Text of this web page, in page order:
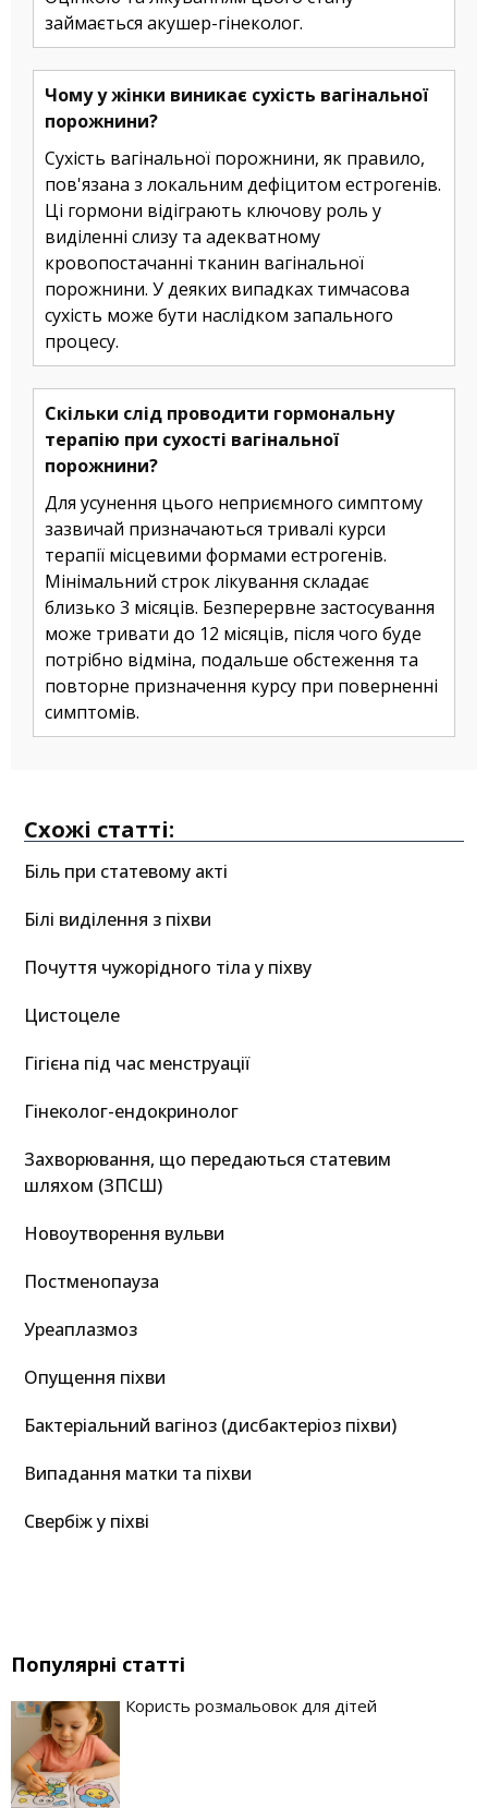
займається акушер-гінеколог.
Чому у жінки виникає сухість вагінальної
порожнини?
Сухість вагінальної порожнини, як правило,
пов'язана з локальним дефіцитом естрогенів.
Ці гормони відіграють ключову роль у
виділенні слизу та адекватному
кровопостачанні тканин вагінальної
порожнини. У деяких випадках тимчасова
сухість може бути наслідком запального
процесу.
Скільки слід проводити гормональну
терапію при сухості вагінальної
порожнини?
Для усунення цього неприємного симптому
зазвичай призначаються тривалі курси
терапії місцевими формами естрогенів.
Мінімальний строк лікування складає
близько 3 місяців. Безперервне застосування
може тривати до 12 місяців, після чого буде
потрібно відміна, подальше обстеження та
повторне призначення курсу при поверненні
симптомів.
Схожі статті:
Біль при статевому акті
Білі виділення з піхви
Почуття чужорідного тіла у піхву
Цистоцеле
Гігієна під час менструації
Гінеколог-ендокринолог
Захворювання, що передаються статевим
шляхом (ЗПСШ)
Новоутворення вульви
Постменопауза
Уреаплазмоз
Опущення піхви
Бактеріальний вагіноз (дисбактеріоз піхви)
Випадання матки та піхви
Свербіж у піхві
Популярні статті
Користь розмальовок для дітей